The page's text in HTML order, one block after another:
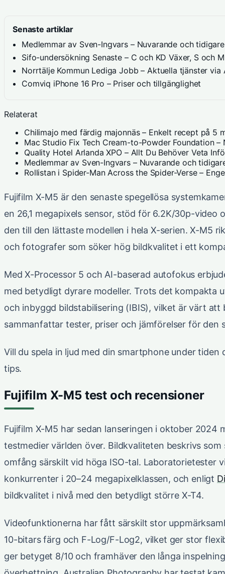
Senaste artiklar
Medlemmar av Sven-Ingvars – Nuvarande och
Sifo-undersökning Senaste – C och KD Växer, S och
Norrtälje Kommun Lediga Jobb – Aktuella tjänster via
Comviq iPhone 16 Pro – Priser och tillgänglighet
Relaterat
Chilimajo med färdig majonnäs – Enkelt recept på 5
Mac Studio Fix Tech Cream-to-Powder Foundation
Quality Hotel Arlanda XPO – Allt Du Behöver Veta
Medlemmar av Sven-Ingvars – Nuvarande och
Rollistan i Spider-Man Across the Spider-Verse –
Fujifilm X-M5 är den senaste spegellösa
en 26,1 megapixels sensor, stöd för 6.2K/30p-
den till den lättaste modellen i hela X-serien. X-M5
och fotografer som söker hög bildkvalitet i ett
Med X-Processor 5 och AI-baserad autofokus
med betydligt dyrare modeller. Trots det kompakta
och inbyggd bildstabilisering (IBIS), vilket är värt
sammanfattar tester, priser och jämförelser för den
Vill du spela in ljud med din smartphone under tiden
tips.
Fujifilm X-M5 test och recensioner
Fujifilm X-M5 har sedan lanseringen i oktober
testmedier världen över. Bildkvaliteten beskrivs
omfång särskilt vid höga ISO-tal. Laboratorietester
konkurrenter i 20–24 megapixelklassen, och enligt
bildkvalitet i nivå med den betydligt större X-T4.
Videofunktionerna har fått särskilt stor
10-bitars färg och F-Log/F-Log2, vilket ger stor
ger betyget 8/10 och framhäver den långa